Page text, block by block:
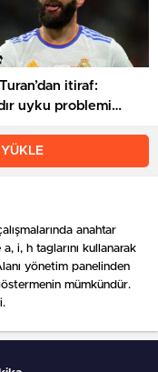
itiraf:
uyku problemi
anahtar
i, h taglarını kullanarak
yönetim panelinden
mümkündür.